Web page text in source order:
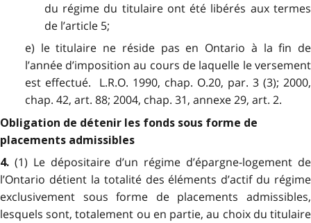
du régime du titulaire ont été libérés aux termes
de l’article 5;
e) le titulaire ne réside pas en Ontario à la fin de
l’année d’imposition au cours de laquelle le versement
est effectué. L.R.O. 1990, chap. O.20, par. 3 (3); 2000,
chap. 42, art. 88; 2004, chap. 31, annexe 29, art. 2.
Obligation de détenir les fonds sous forme de
placements admissibles
4. (1) Le dépositaire d’un régime d’épargne-logement de
l’Ontario détient la totalité des éléments d’actif du régime
exclusivement sous forme de placements admissibles,
lesquels sont, totalement ou en partie, au choix du titulaire